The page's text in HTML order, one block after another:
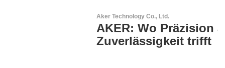
Aker Technology Co., Ltd.
AKER: Wo Präzision auf
Zuverlässigkeit trifft